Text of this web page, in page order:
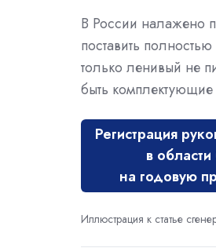
В России налажено
поставить
только ленивый не
быть комплектующие
Регистрация
в
на годовую
Иллюстрация к статье